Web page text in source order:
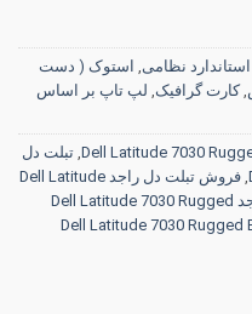
استاندارد نظامی, استوک ( دست
,کارت گرافیک, لپ تاپ بر اساس
, تبلت دل
,
فروش تبلت دل راجد Dell Latitude
قیمت تبلت دل راجد Dell Latitude 7030 Rugged